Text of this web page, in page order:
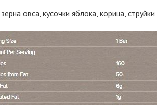
овса, кусочки яблока, корица,